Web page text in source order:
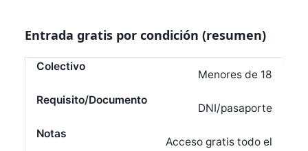
Entrada gratis por condición (resumen)
Menores de 18
DNI/pasaporte
Acceso gratis todo el